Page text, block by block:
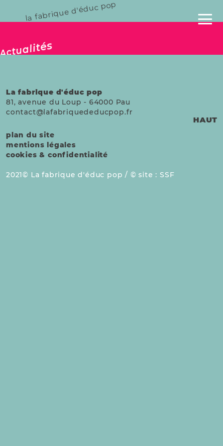
la fabrique d'éduc pop
publié le 15 nov. 2024
La fabrique d'éduc pop
81, avenue du Loup - 64000 Pau
contact@lafabriquededucpop.fr
plan du site
mentions légales
cookies & confidentialité
2021 La fabrique d'éduc pop / site :SSF
HAUT